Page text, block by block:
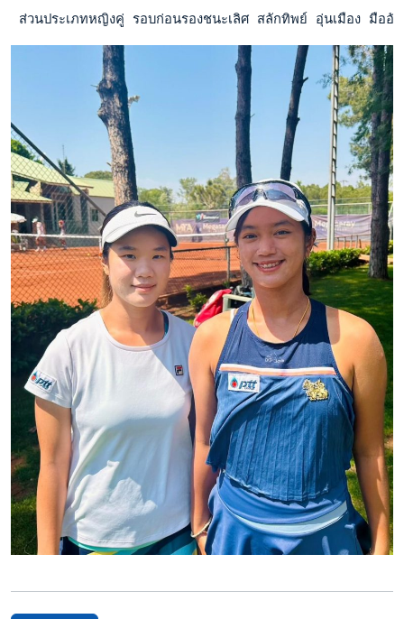
ส่วนประเภทหญิงคู่ รอบก่อนรองชนะเลิศ สลักทิพย์ อุ่นเมือง